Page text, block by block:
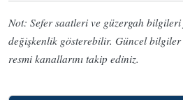
Not: Sefer saatleri ve güzergah
değişkenlik gösterebilir. Güncel
resmi kanallarını takip ediniz.